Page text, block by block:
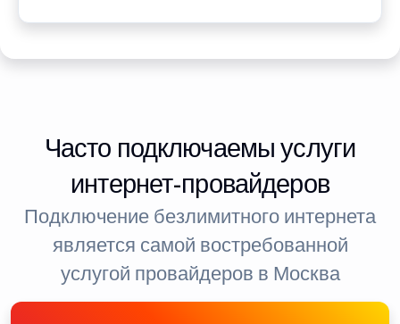
Часто подключаемы услуги
интернет-провайдеров
Подключение безлимитного интернета
является самой востребованной
услугой провайдеров в Москва